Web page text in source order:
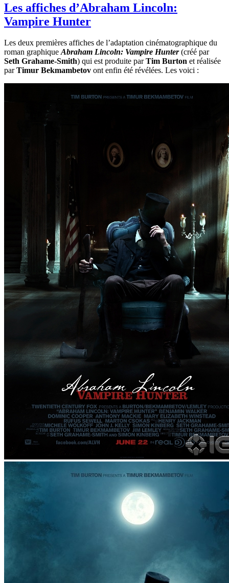
Les affiches d’Abraham Lincoln:
Vampire Hunter
Les deux premières affiches de l’adaptation cinématographique du
roman graphiqueAbraham Lincoln: Vampire Hunter(créé par
Seth Grahame-Smith) qui est produite parTim Burton et réalisée
parTimur Bekmambetov ont enfin été révélées. Les voici :